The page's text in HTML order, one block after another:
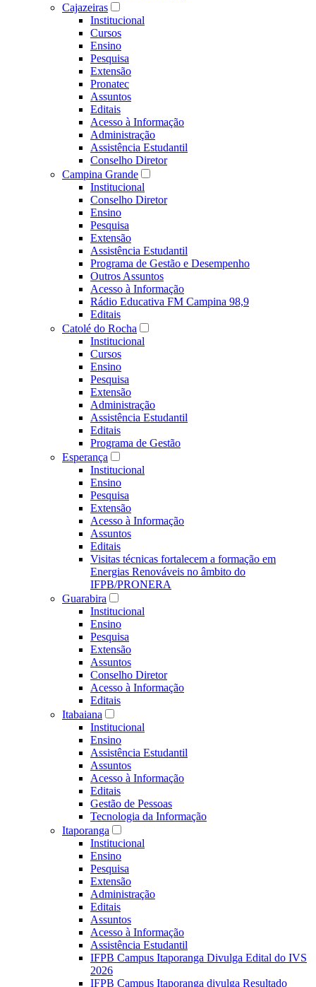
Cajazeiras
Institucional
Cursos
Ensino
Pesquisa
Extensão
Pronatec
Assuntos
Editais
Acesso à Informação
Administração
Assistência Estudantil
Conselho Diretor
Campina Grande
Institucional
Conselho Diretor
Ensino
Pesquisa
Extensão
Assistência Estudantil
Programa de Gestão e Desempenho
Outros Assuntos
Acesso à Informação
Rádio Educativa FM Campina 98,9
Editais
Catolé do Rocha
Institucional
Cursos
Ensino
Pesquisa
Extensão
Administração
Assistência Estudantil
Editais
Programa de Gestão
Esperança
Institucional
Ensino
Pesquisa
Extensão
Acesso à Informação
Assuntos
Editais
Visitas técnicas fortalecem a formação em
Energias Renováveis no âmbito do
IFPB/PRONERA
Guarabira
Institucional
Ensino
Pesquisa
Extensão
Assuntos
Conselho Diretor
Acesso à Informação
Editais
Itabaiana
Institucional
Ensino
Assistência Estudantil
Assuntos
Acesso à Informação
Editais
Gestão de Pessoas
Tecnologia da Informação
Itaporanga
Institucional
Ensino
Pesquisa
Extensão
Administração
Editais
Assuntos
Acesso à Informação
Assistência Estudantil
IFPB Campus Itaporanga Divulga Edital do IVS
2026
IFPB Campus Itaporanga divulga Resultado